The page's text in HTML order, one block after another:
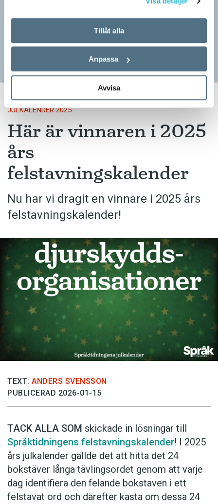
Tillåt alla
Anpassa
Avvisa
För femte året i följd är Språktidningens julkalender en
felstavningskalender. Varje dag fram till julafton publicerar vi ett
felstavat svenskt ord. I varje felstavat ord…
JULKALENDER 2025
Här är vinnaren i 2025
års
felstavningskalender
Nu har vi dragit en vinnare i 2025 års
felstavningskalender!
TEXT: ANDERS SVENSSON
PUBLICERAD 2026-01-15
TACK ALLA SOM skickade in lösningar till
Språktidningens felstavningskalender! I 2025
års julkalender gällde det att hitta det 24
bokstäver långa tävlingsordet genom att varje
dag identifiera den felande bokstaven i ett
felstavat ord och därefter kasta om dessa 24